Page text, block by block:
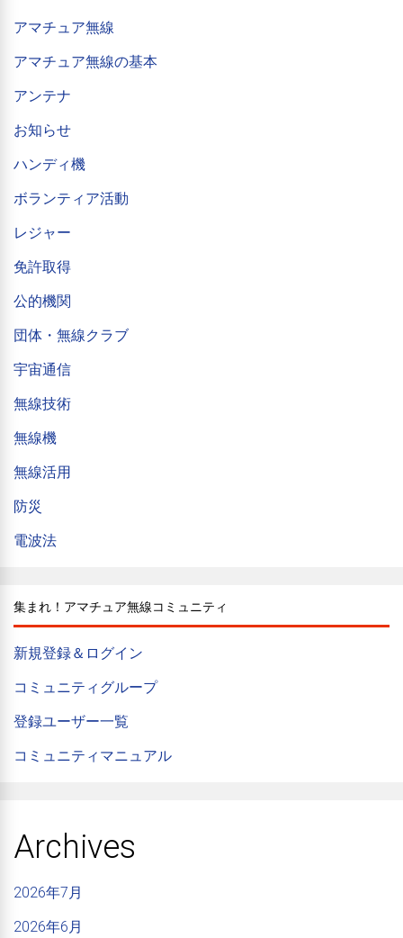
アマチュア無線
アマチュア無線の基本
アンテナ
お知らせ
ハンディ機
ボランティア活動
レジャー
免許取得
公的機関
団体・無線クラブ
宇宙通信
無線技術
無線機
無線活用
防災
電波法
集まれ！アマチュア無線コミュニティ
新規登録＆ログイン
コミュニティグループ
登録ユーザー一覧
コミュニティマニュアル
Archives
2026年7月
2026年6月